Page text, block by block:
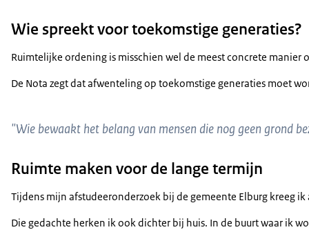
Wie spreekt voor toekomstige generaties?
Ruimtelijke ordening is misschien wel de meest concrete
De Nota zegt dat afwenteling op toekomstige generaties moet
"Wie bewaakt het belang van mensen die nog geen grond
Ruimte maken voor de lange termijn
Tijdens mijn afstudeeronderzoek bij de gemeente Elburg kreeg
Die gedachte herken ik ook dichter bij huis. In de buurt waar ik